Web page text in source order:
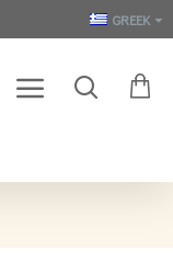
GREEK